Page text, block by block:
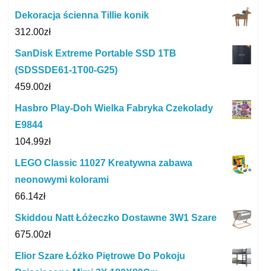
Dekoracja ścienna Tillie konik
312.00zł
SanDisk Extreme Portable SSD 1TB
(SDSSDE61-1T00-G25)
459.00zł
Hasbro Play-Doh Wielka Fabryka Czekolady
E9844
104.99zł
LEGO Classic 11027 Kreatywna zabawa
neonowymi kolorami
66.14zł
Skiddou Natt Łóżeczko Dostawne 3W1 Szare
675.00zł
Elior Szare Łóżko Piętrowe Do Pokoju